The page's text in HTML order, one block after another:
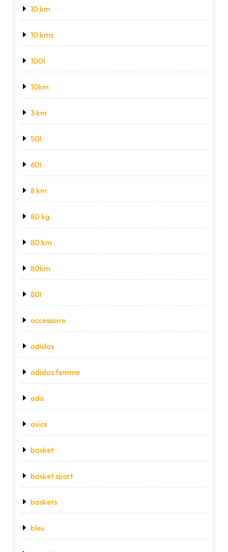
10 km
10 kms
100l
10km
3 km
50l
60l
8 km
80 kg
80 km
80km
80l
accessoire
adidas
adidas femme
ado
asics
basket
basket sport
baskets
bleu